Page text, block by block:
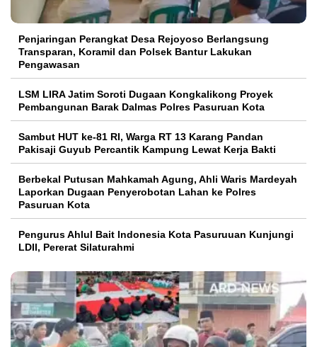
Penjaringan Perangkat Desa Rejoyoso Berlangsung
Transparan, Koramil dan Polsek Bantur Lakukan
Pengawasan
LSM LIRA Jatim Soroti Dugaan Kongkalikong Proyek
Pembangunan Barak Dalmas Polres Pasuruan Kota
Sambut HUT ke-81 RI, Warga RT 13 Karang Pandan
Pakisaji Guyub Percantik Kampung Lewat Kerja Bakti
Berbekal Putusan Mahkamah Agung, Ahli Waris Mardeyah
Laporkan Dugaan Penyerobotan Lahan ke Polres
Pasuruan Kota
Pengurus Ahlul Bait Indonesia Kota Pasuruuan Kunjungi
LDII, Pererat Silaturahmi